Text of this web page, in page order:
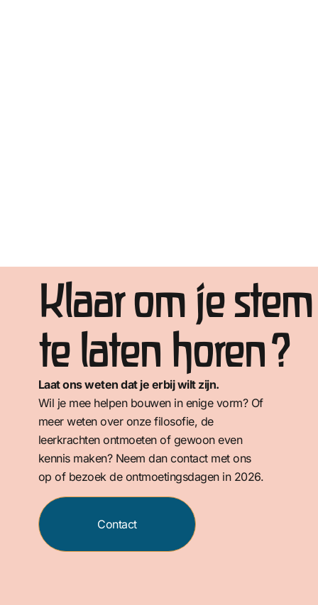
Klaar om je stem
te laten horen?
Laat ons weten dat je erbij wilt zijn.
Wil je mee helpen bouwen in enige vorm? Of
meer weten over onze filosofie, de
leerkrachten ontmoeten of gewoon even
kennis maken? Neem dan contact met ons
op of bezoek de ontmoetingsdagen in 2026.
Contact